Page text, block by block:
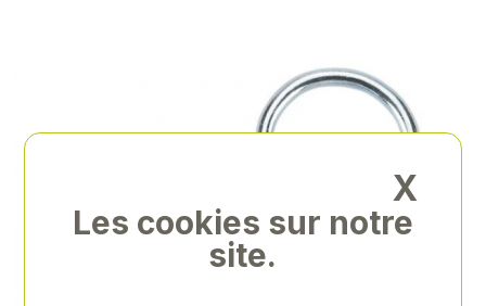
X
Les cookies sur notre
site.